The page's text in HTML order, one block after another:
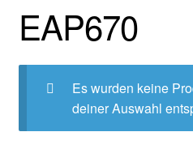
EAP670
Es wurden keine
deiner Auswahl